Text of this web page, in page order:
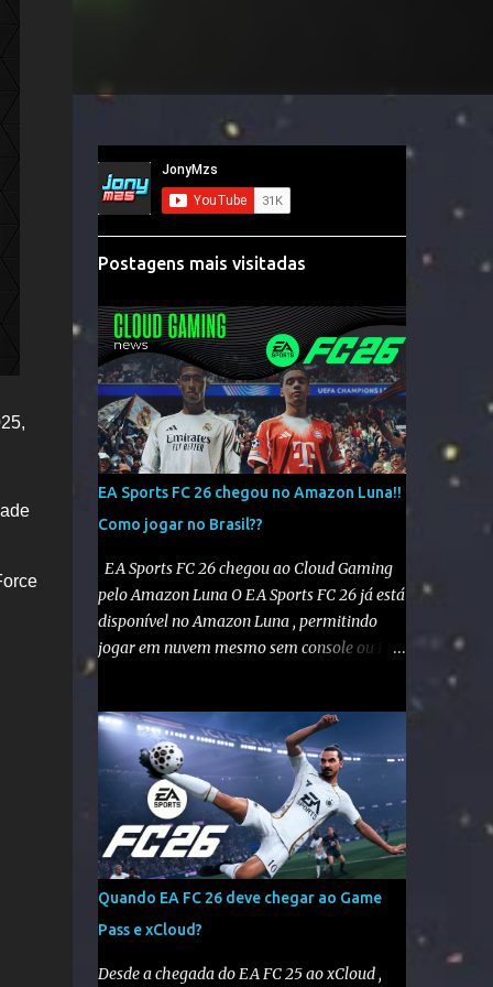
Postagens mais visitadas
EA Sports FC 26 chegou no Amazon Luna!!
Como jogar no Brasil??
EA Sports FC 26 chegou ao Cloud Gaming
pelo Amazon Luna O EA Sports FC 26 já está
disponível no Amazon Luna , permitindo
jogar em nuvem mesmo sem console ou PC
necessário seguir alguns passos para
configurar e aproveitar o jogo. Passo a passo
para jogar EA Sports FC 26 no Amazon Luna
1️⃣ Alterar a região da conta Amazon Acesse
sua conta Amazon em amazon.com . Vá em
“Sua Conta” > “Gerenciar Conteúdo e
Dispositivos” . No menu “Preferências” ,
altere o país/região para Estados Unidos .
Salve as alterações. Você também precisará
ter um endereço nos EUA , mesmo que
Quando EA FC 26 deve chegar ao Game
Pass e xCloud?
Desde a chegada do EA FC 25 ao xCloud ,